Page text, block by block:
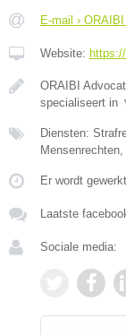
E-mail ›
Website:
ORAIBI
specialiseert in
Diensten:
Er wordt
Laatste
Sociale media: